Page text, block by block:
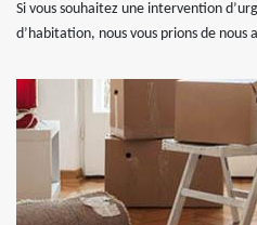
Si vous souhaitez une intervention
d’habitation, nous vous prions de nous